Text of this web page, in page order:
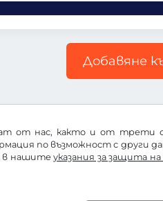
от нас, както и от трети
по възможност с други
в нашитеуказания за защита
Добавяне